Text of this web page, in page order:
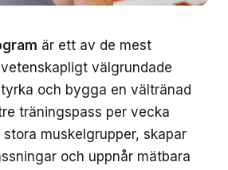
är ett av de mest
välgrundade
och bygga en vältränad
träningspass per vecka
muskelgrupper, skapar
och uppnår mätbara